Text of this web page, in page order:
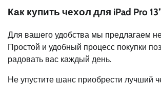
Как купить чехол для iPad Pro
Для вашего удобства мы предлагаем
Простой и удобный процесс покупки
радовать вас каждый день.
Не упустите шанс приобрести лучший